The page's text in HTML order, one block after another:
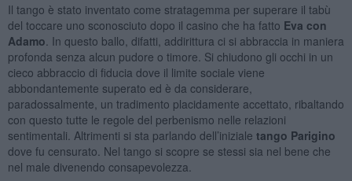
Il tango è stato inventato come stratagemma per superare il tabù
del toccare uno sconosciuto dopo il casino che ha fatto Eva con
Adamo . In questo ballo, difatti, addirittura ci si abbraccia in maniera
profonda senza alcun pudore o timore. Si chiudono gli occhi in un
cieco abbraccio di fiducia dove il limite sociale viene
abbondantemente superato ed è da considerare,
paradossalmente, un tradimento placidamente accettato, ribaltando
con questo tutte le regole del perbenismo nelle relazioni
sentimentali. Altrimenti si sta parlando dell’iniziale tango Parigino
dove fu censurato. Nel tango si scopre se stessi sia nel bene che
nel male divenendo consapevolezza.